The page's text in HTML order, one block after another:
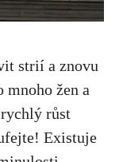
strií ⁣a znovu
mnoho ⁤žen a
růst
Existuje